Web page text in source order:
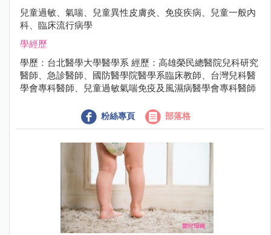
兒童過敏、氣喘、兒童異性皮膚炎、免疫疾病、兒童一般內
科、臨床流行病學
學經歷
學歷：台北醫學大學醫學系 經歷：高雄榮民總醫院兒科研究
醫師、急診醫師、國防醫學院醫學系臨床教師、台灣兒科醫
學會專科醫師、兒童過敏氣喘免疫及風濕病醫學會專科醫師
粉絲專頁 部落格